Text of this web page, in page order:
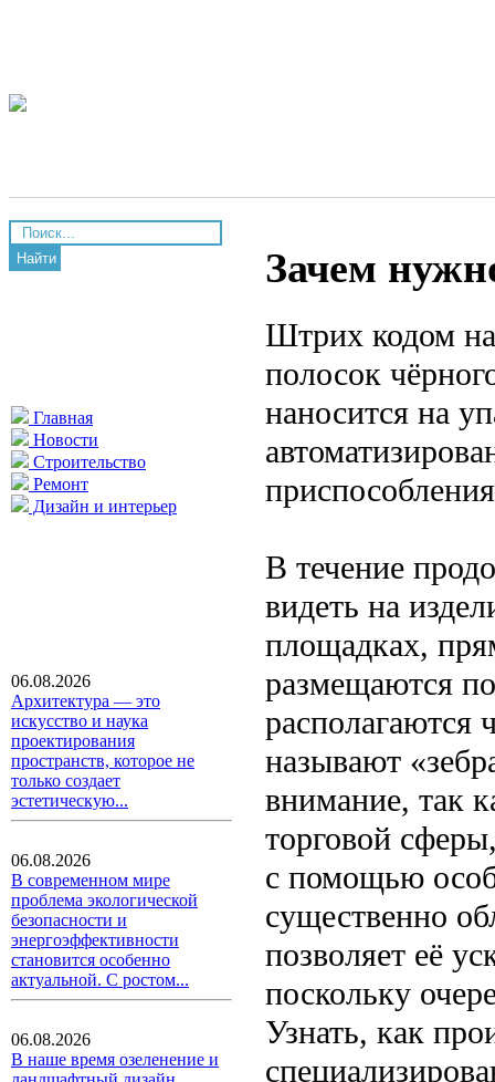
Найти
Главная
Новости
Строительство
Ремонт
Дизайн и интерьер
06.08.2026
Архитектура — это
искусство и наука
проектирования
пространств, которое не
только создает
эстетическую...
06.08.2026
В современном мире
проблема экологической
безопасности и
энергоэффективности
становится особенно
актуальной. С ростом...
06.08.2026
В наше время озеленение и
Зачем
Штрих кодом
полосок
наносится на
В течение
видеть на
площадках,
размещаются
располагаются
называют
внимание, так
торговой
с помощью
существенно
позволяет её
поскольку
Узнать, как